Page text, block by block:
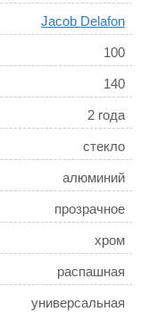
Jacob Delafon
100
140
2 года
стекло
алюминий
прозрачное
хром
распашная
универсальная